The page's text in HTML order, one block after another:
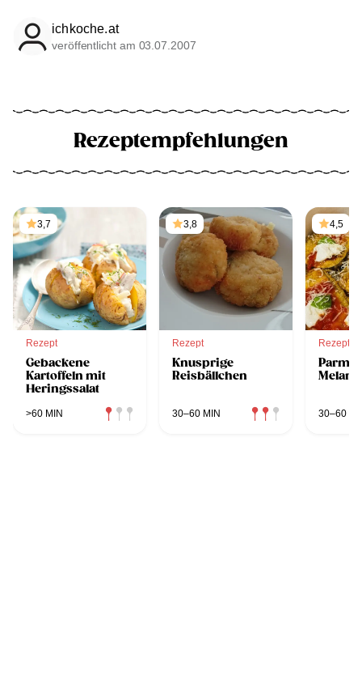
ichkoche.at
veröffentlicht am 03.07.2007
Rezeptempfehlungen
3,7
Rezept
Gebackene
Kartoffeln mit
Heringssalat
>60 MIN
3,8
Rezept
Knusprige
Reisbällchen
30–60 MIN
4,5
Rezept
30–60